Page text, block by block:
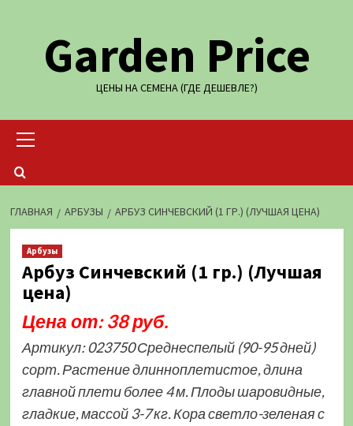
содержимомуGarden Price
ЦЕНЫ НА СЕМЕНА (ГДЕ ДЕШЕВЛЕ?)
меню
ГЛАВНАЯ АРБУЗЫ АРБУЗ СИНЧЕВСКИЙ (1 ГР.) (ЛУЧШАЯ ЦЕНА)
Арбузы
Арбуз Синчевский (1 гр.) (Лучшая
цена)
Цена от: 38 руб.
Артикул: 023750 Среднеспелый (90-95 дней)
сорт. Растение длинноплетистое, длина
главной плети более 4 м. Плоды шаровидные,
гладкие, массой 3-7 кг. Кора светло-зеленая с